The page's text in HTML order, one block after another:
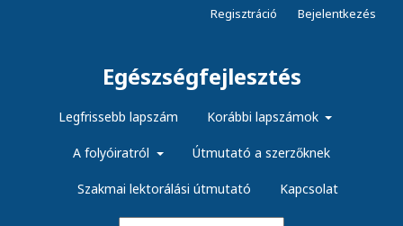
Egészségfejlesztés
Legfrissebb lapszám Korábbi lapszámok
A folyóiratról Útmutató a szerzőknek
Szakmai lektorálási útmutató Kapcsolat
Regisztráció Bejelentkezés